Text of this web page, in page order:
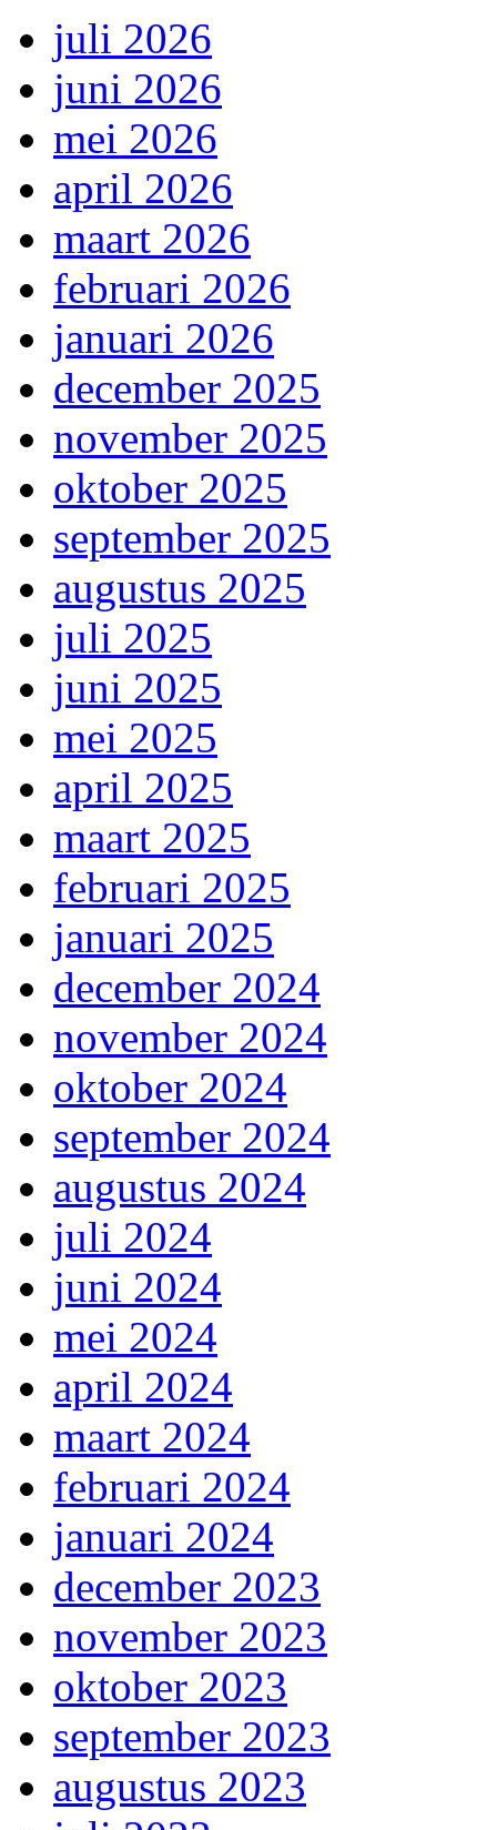
juli 2026
juni 2026
mei 2026
april 2026
maart 2026
februari 2026
januari 2026
december 2025
november 2025
oktober 2025
september 2025
augustus 2025
juli 2025
juni 2025
mei 2025
april 2025
maart 2025
februari 2025
januari 2025
december 2024
november 2024
oktober 2024
september 2024
augustus 2024
juli 2024
juni 2024
mei 2024
april 2024
maart 2024
februari 2024
januari 2024
december 2023
november 2023
oktober 2023
september 2023
augustus 2023